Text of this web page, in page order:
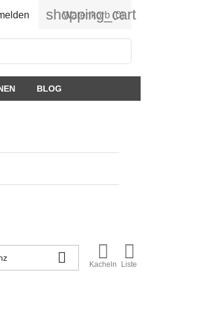
shopping_cart
Warenkorb (0)
BLOG
 
Kacheln

Liste